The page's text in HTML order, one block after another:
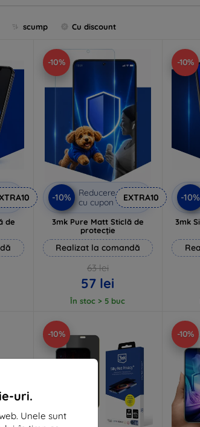
uri.
Unele sunt
scump Cu discount
de
-10%
-10%
Reducere
cu cupon
EXTRA10
3mk Pure Matt Sticlă de
protecție
Realizat la comandă
63 lei
57 lei
În stoc > 5 buc
-10%
-10%
3mk
-10% -10%